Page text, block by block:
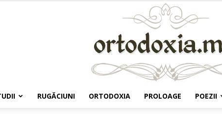
RUGĂCIUNI ORTODOXIA PROLOAGE POEZII